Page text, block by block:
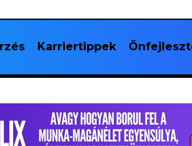
Karriertippek